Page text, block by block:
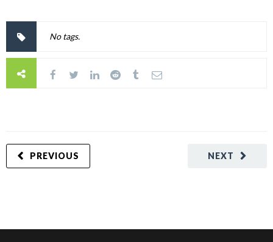
No tags.
NEXT
PREVIOUS